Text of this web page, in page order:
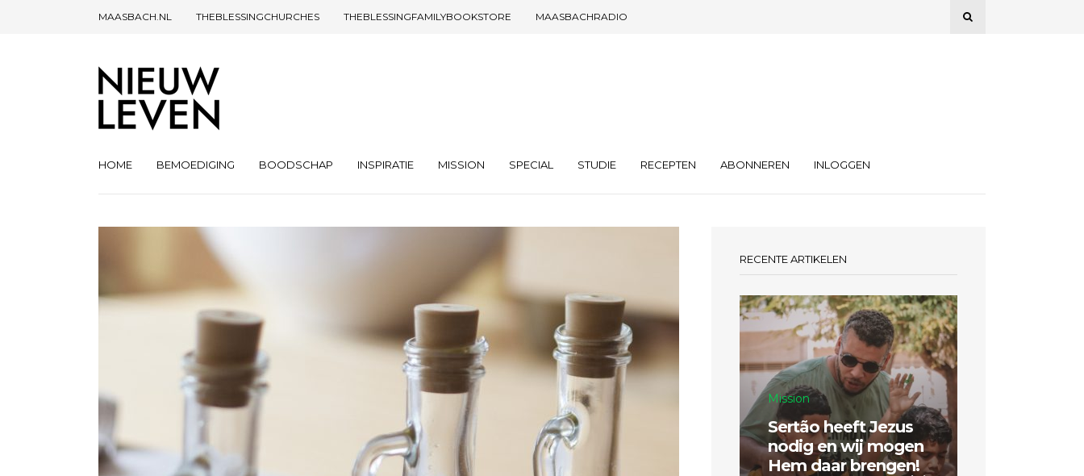
MAASBACH.NL THEBLESSINGCHURCHES THEBLESSINGFAMILYBOOKSTORE MAASBACHRADIO
HOME BEMOEDIGING BOODSCHAP INSPIRATIE MISSION SPECIAL STUDIE RECEPTEN ABONNEREN INLOGGEN
RECENTE ARTIKELEN
Mission
Sertão heeft Jezus
nodig en wij mogen
Hem daar brengen!